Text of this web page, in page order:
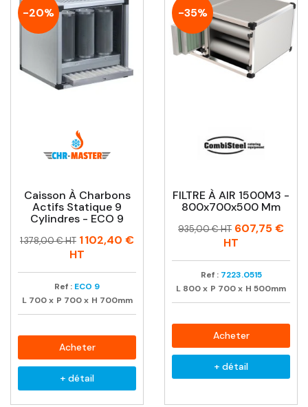
-20%
Caisson À Charbons
Actifs Statique 9
Cylindres - ECO 9
Prix
Prix
1 378,00 € HT 1 102,40 €
HT
Ref : ECO 9
L 700 x P 700 x H 700mm
Acheter
+ détail
-35%
FILTRE À AIR 1500M3 -
800x700x500 Mm
Prix
Prix
935,00 € HT 607,75 €
HT
Ref : 7223.0515
L 800x P 700x H 500mm
Acheter
+ détail